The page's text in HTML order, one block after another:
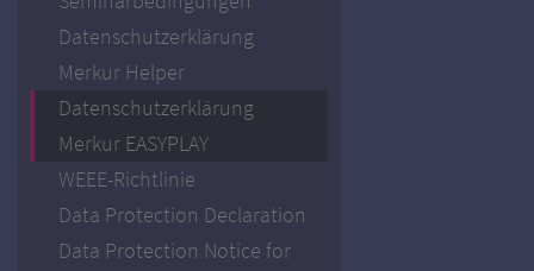
Datenschutzerklärung
Merkur Helper
Datenschutzerklärung
Merkur EASYPLAY
WEEE-Richtlinie
Data Protection Declaration
Data Protection Notice for